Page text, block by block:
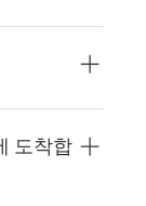
주십시오.
스로의 발송
「지금 발
의 출하 의
것으로
도착합